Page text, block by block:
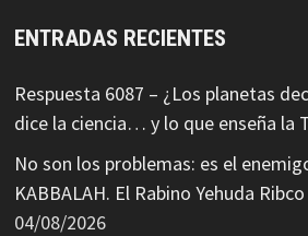
ENTRADAS RECIENTES
Respuesta 6087 – ¿Los planetas
dice la ciencia… y lo que enseña la
No son los problemas: es el
KABBALAH. El Rabino Yehuda
04/08/2026